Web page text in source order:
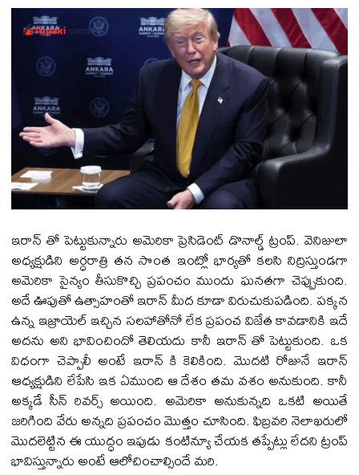
ఇరాన్ తో పెట్టుకున్నారు అమెరికా ప్రెసిడెంట్ డొనాల్డ్ ట్రంప్. వెనిజులా
అధ్యక్షుడిని అర్ధరాత్రి తన సొంత ఇంట్లో భార్యతో కలసి నిద్రిస్తుండగా
అమెరికా సైన్యం తీసుకొచ్చి ప్రపంచం ముందు ఘనతగా చెప్పుకుంది.
అదే ఊపుతో ఉత్సాహంతో ఇరాన్ మీద కూడా విరుచుకుపడింది. పక్కన
ఉన్న ఇజ్రాయెల్ ఇచ్చిన సలహాతోనో లేక ప్రపంచ విజేత కావడానికి ఇదే
అదను అని భావించిందో తెలియదు కానీ ఇరాన్ తో పెట్టుకుంది. ఒక
విధంగా చెప్పాలీ అంటే ఇరాన్ కి కెలికింది. మొదటి రోజునే ఇరాన్
ఆధ్యక్షుడిని లేపేసి ఇక ఏముంది ఆ దేశం తమ వశం అనుకుంది. కానీ
అక్కడే సీన్ రివర్స్ అయింది. అమెరికా అనుకున్నది ఒకటి అయితే
జరిగింది వేరు అన్నది ప్రపంచం మొత్తం చూసింది. ఫిబ్రవరి నెలాఖరులో
మొదలెట్టిన ఈ యుద్ధం ఇపుడు కంటిన్యూ చేయక తప్పేట్లు లేదని ట్రంప్
భావిస్తున్నారు అంటే ఆలోచించాల్సిందే మరి.